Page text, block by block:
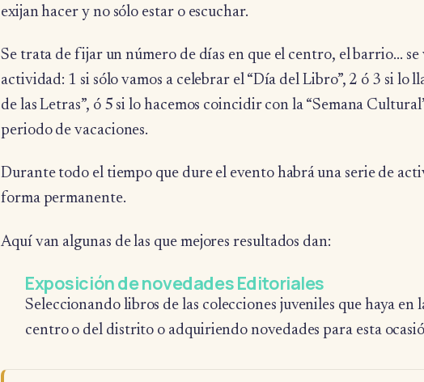
exijan hacer y no sólo estar o escuchar.
Se trata de fijar un número de días en que el centro, el barrio… se
actividad: 1 si sólo vamos a celebrar el “Día del Libro”, 2 ó 3 si lo
de las Letras”, ó 5 si lo hacemos coincidir con la “Semana
periodo de vacaciones.
Durante todo el tiempo que dure el evento habrá una serie de
forma permanente.
Aquí van algunas de las que mejores resultados dan:
Exposición de novedades Editoriales
Seleccionando libros de las colecciones juveniles que haya en
centro o del distrito o adquiriendo novedades para esta